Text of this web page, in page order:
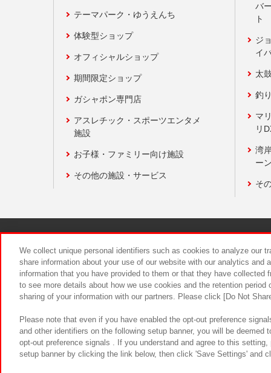
テーマパーク・ゆうえんち
体験型ショップ
オフィシャルショップ
期間限定ショップ
ガシャポン専門店
アスレチック・スポーツエンタメ
施設
お子様・ファミリー向け施設
その他の施設・サービス
バ
ト
ジ
イ
太
釣
マ
リ
湾
ー
そ
食品のご
We collect unique personal identifiers such as cookies to analyze our
share information about your use of our website with our analytics and
information that you have provided to them or that they have
to see more details about how we use cookies and the retention
sharing of your information with our partners. Please click [Do Not
Please note that even if you have enabled the opt-out preference
and other identifiers on the following setup banner, you will be
opt-out preference signals . If you understand and agree to this
setup banner by clicking the link below, then click 'Save Settings' and